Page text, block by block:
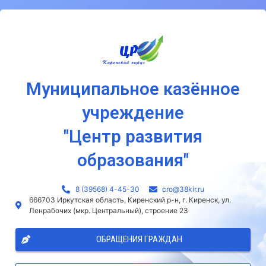
Муниципальное казённое
учреждение
"Центр развития
образования"
8 (39568) 4-45-30
сro@38kir.ru
666703 Иркутская область, Киренский р-н, г. Киренск, ул.
Ленрабочих (мкр. Центральный), строение 23
ОБРАЩЕНИЯ ГРАЖДАН